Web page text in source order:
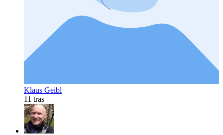
Klaus Geibl
11 tras